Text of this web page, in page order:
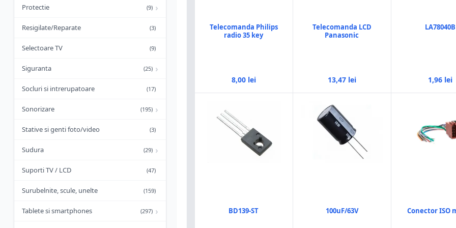
Protectie (9) ›
Resigilate/Reparate (3)
Selectoare TV (9)
Siguranta (25) ›
Socluri si intrerupatoare (17)
Sonorizare (195) ›
Stative si genti foto/video (3)
Sudura (29) ›
Suporti TV / LCD (47)
Surubelnite, scule, unelte (159)
Tablete si smartphones (297) ›
Telecomanda Philips
radio 35 key
8,00 lei
Telecomanda LCD
Panasonic
13,47 lei
LA78040B
1,96 lei
BD139-ST 100uF/63V Conector ISO